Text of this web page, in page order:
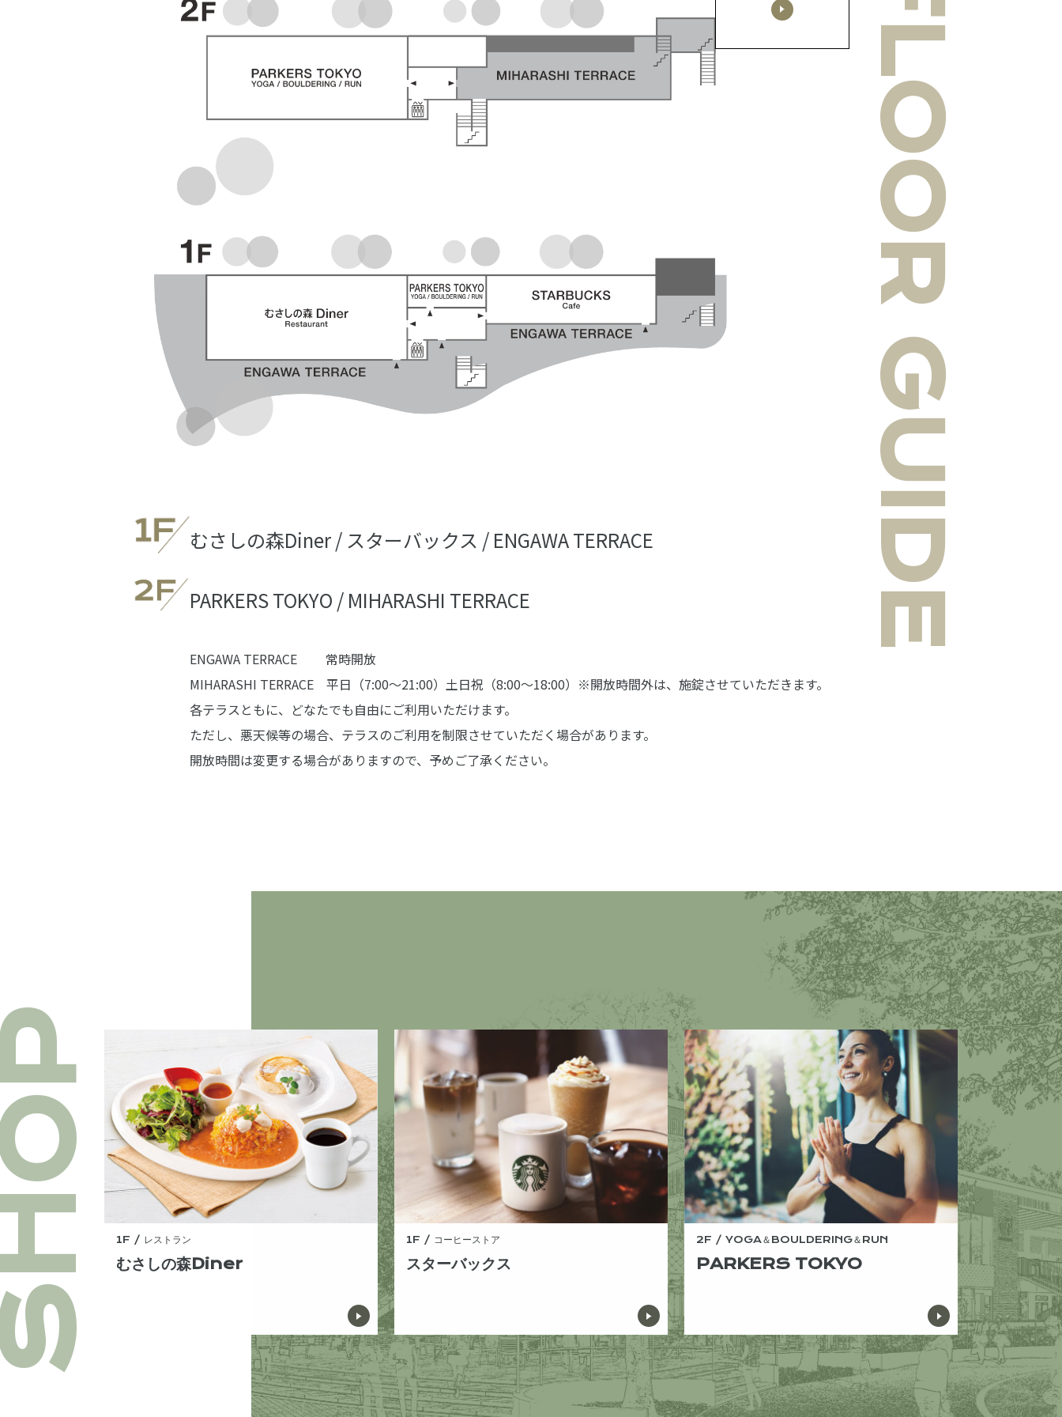
FLOOR
GUIDE
むさしの森Diner / スターバックス / ENGAWA TERRACE
PARKERS TOKYO / MIHARASHI TERRACE
ENGAWA TERRACE 常時開放
MIHARASHI TERRACE 平日（7:00～21:00）土日祝（8:00～18:00）※開放時間外は、施錠させていただきます。
各テラスともに、どなたでも自由にご利用いただけます。
ただし、悪天候等の場合、テラスのご利用を制限させていただく場合があります。
開放時間は変更する場合がありますので、予めご了承ください。
1F / レストラン
むさしの森Diner
1F / コーヒーストア
スターバックス
2F / YOGA＆BOULDERING＆RUN
PARKERS TOKYO